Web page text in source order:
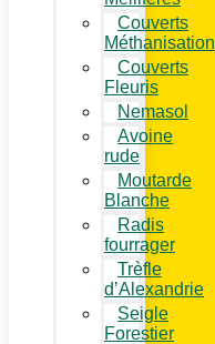
Couverts
Méthanisation
Couverts
Fleuris
Nemasol
Avoine
rude
Moutarde
Blanche
Radis
fourrager
Trèfle
d’Alexandrie
Seigle
Forestier